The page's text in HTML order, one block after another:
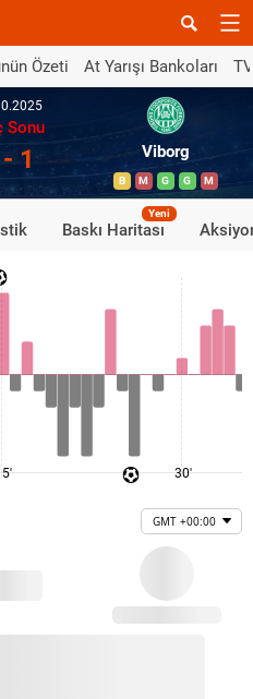
Özeti At Yarışı Bankoları
Sonu
1 Viborg
B M G G M
Baskı Haritası
Yeni
30'
GMT +00:00